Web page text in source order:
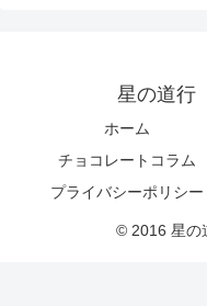
星の道行
ホーム
チョコレートコラム
プライバシーポリシー
© 2016 星の